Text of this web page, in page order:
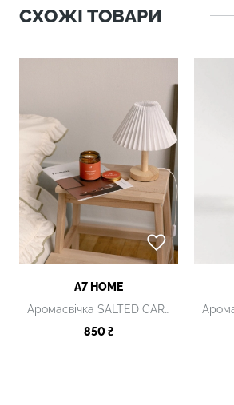
СХОЖІ ТОВАРИ
A7 HOME
Аромасвічка SALTED CARAMEL
850 ₴